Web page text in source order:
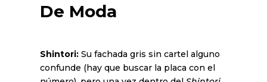
De Moda
Shintori:Su fachada gris sin cartel alguno
confunde (hay que buscar la placa con el